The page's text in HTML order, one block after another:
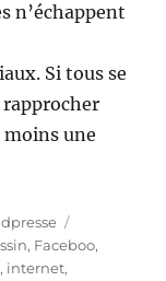
n’échappent
Si tous se
rapprocher
moins une
, Faceboo,
, internet,